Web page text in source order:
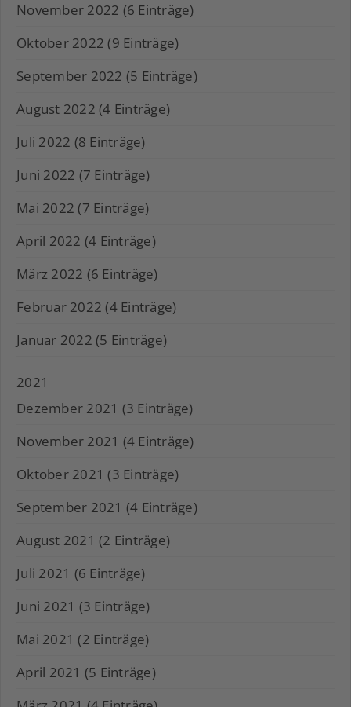
November 2022 (6 Einträge)
Oktober 2022 (9 Einträge)
September 2022 (5 Einträge)
August 2022 (4 Einträge)
Juli 2022 (8 Einträge)
Juni 2022 (7 Einträge)
Mai 2022 (7 Einträge)
April 2022 (4 Einträge)
März 2022 (6 Einträge)
Februar 2022 (4 Einträge)
Januar 2022 (5 Einträge)
2021
Dezember 2021 (3 Einträge)
November 2021 (4 Einträge)
Oktober 2021 (3 Einträge)
September 2021 (4 Einträge)
August 2021 (2 Einträge)
Juli 2021 (6 Einträge)
Juni 2021 (3 Einträge)
Mai 2021 (2 Einträge)
April 2021 (5 Einträge)